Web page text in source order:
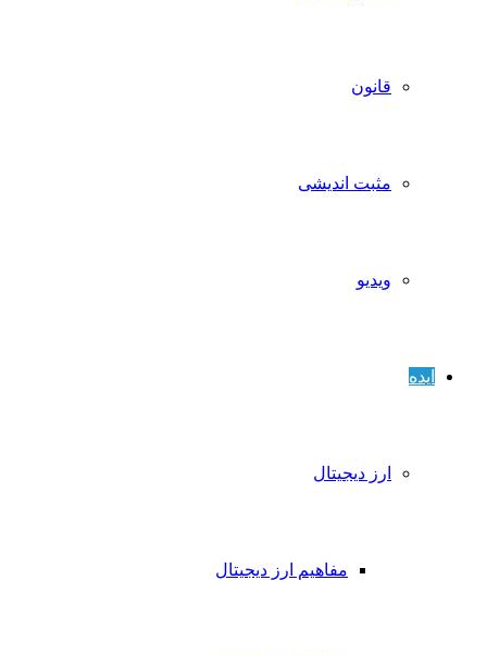
مثبت اندیشی
ارز دیجیتال
مفاهیم ارز دیجیتال